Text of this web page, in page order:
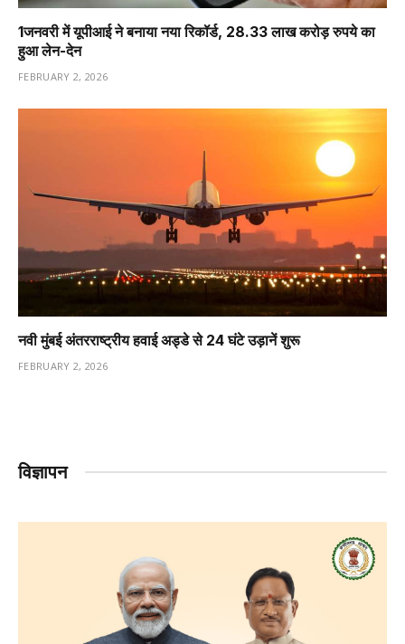
1️जनवरी में यूपीआई ने बनाया नया रिकॉर्ड, 28.33 लाख करोड़ रुपये का
हुआ लेन-देन
FEBRUARY 2, 2026
नवी मुंबई अंतरराष्ट्रीय हवाई अड्डे से 24 घंटे उड़ानें शुरू
FEBRUARY 2, 2026
विज्ञापन